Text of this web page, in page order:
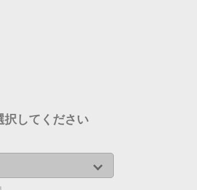
択してください